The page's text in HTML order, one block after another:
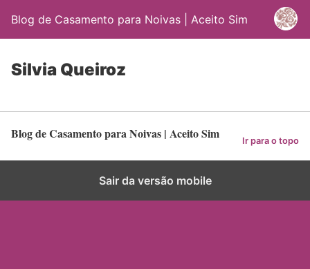
Blog de Casamento para Noivas | Aceito Sim
Silvia Queiroz
Blog de Casamento para Noivas | Aceito Sim Ir para o topo
Sair da versão mobile